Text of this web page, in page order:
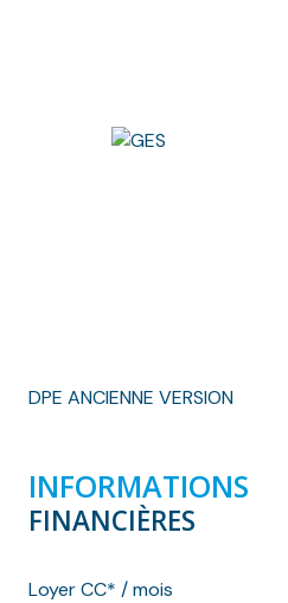
DPE ANCIENNE VERSION
INFORMATIONS
FINANCIÈRES
Loyer CC* / mois